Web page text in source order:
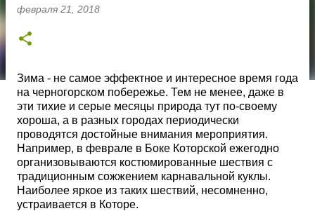
февраля 21, 2018
Зима - не самое эффектное и интересное время года
на черногорском побережье. Тем не менее, даже в
эти тихие и серые месяцы природа тут по-своему
хороша, а в разных городах периодически
проводятся достойные внимания мероприятия.
Например, в феврале в Боке Которской ежегодно
организовываются костюмированные шествия с
традиционным сожжением карнавальной куклы.
Наиболее яркое из таких шествий, несомненно,
устраивается в Которе.